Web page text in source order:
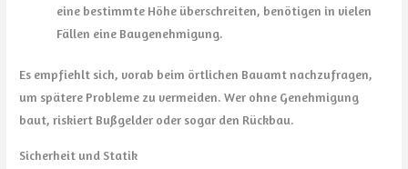
eine bestimmte Höhe überschreiten, benötigen in vielen
Fällen eine Baugenehmigung.
Es empfiehlt sich, vorab beim örtlichen Bauamt nachzufragen,
um spätere Probleme zu vermeiden. Wer ohne Genehmigung
baut, riskiert Bußgelder oder sogar den Rückbau.
Sicherheit und Statik